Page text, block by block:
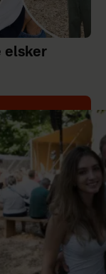
elsker